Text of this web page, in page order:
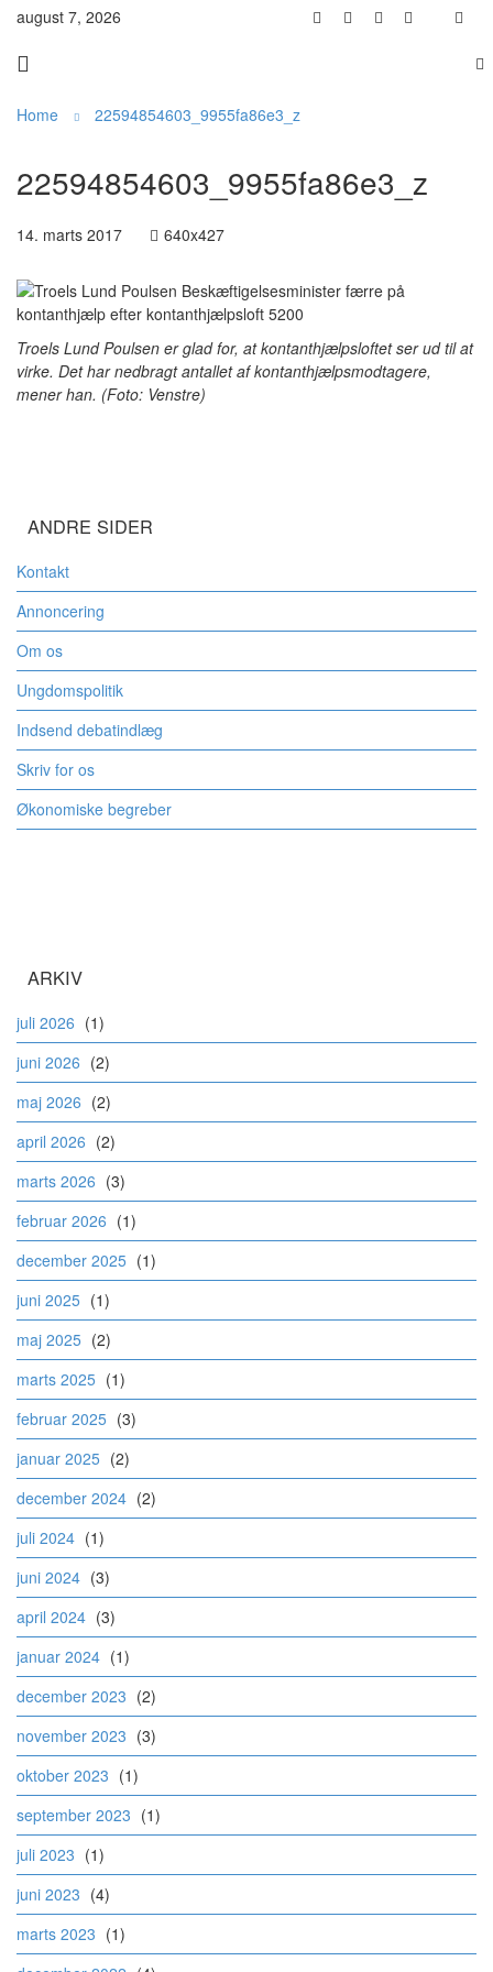
august 7, 2026
Home 22594854603_9955fa86e3_z
22594854603_9955fa86e3_z
14. marts 2017 640x427
Troels Lund Poulsen er glad for, at kontanthjælpsloftet ser ud til at
virke. Det har nedbragt antallet af kontanthjælpsmodtagere,
mener han. (Foto: Venstre)
ANDRE SIDER
Kontakt
Annoncering
Om os
Ungdomspolitik
Indsend debatindlæg
Skriv for os
Økonomiske begreber
ARKIV
juli 2026 (1)
juni 2026 (2)
maj 2026 (2)
april 2026 (2)
marts 2026 (3)
februar 2026 (1)
december 2025 (1)
juni 2025 (1)
maj 2025 (2)
marts 2025 (1)
februar 2025 (3)
januar 2025 (2)
december 2024 (2)
juli 2024 (1)
juni 2024 (3)
april 2024 (3)
januar 2024 (1)
december 2023 (2)
november 2023 (3)
oktober 2023 (1)
september 2023 (1)
juli 2023 (1)
juni 2023 (4)
marts 2023 (1)